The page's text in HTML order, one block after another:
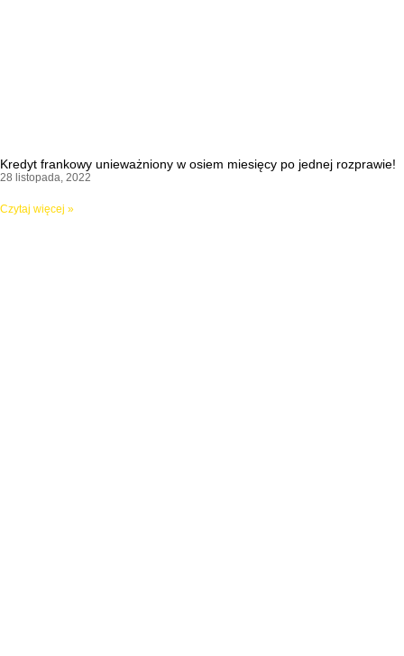
Kredyt frankowy unieważniony w osiem miesięcy po jednej rozprawie!
28 listopada, 2022
Czytaj więcej »